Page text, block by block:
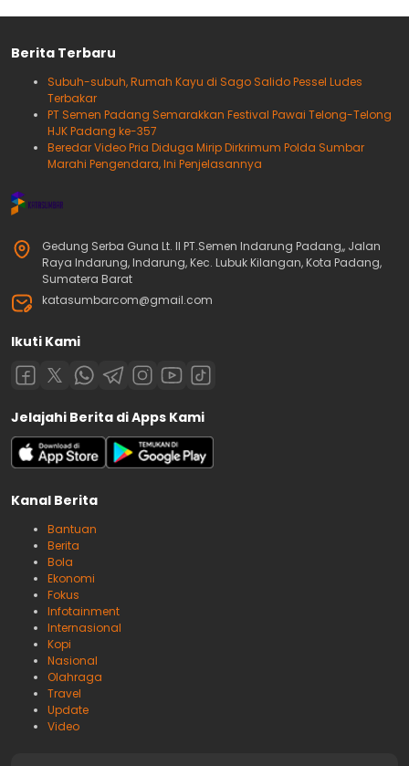
Berita Terbaru
Subuh-subuh, Rumah Kayu di Sago Salido Pessel Ludes
Terbakar
PT Semen Padang Semarakkan Festival Pawai Telong-Telong
HJK Padang ke-357
Beredar Video Pria Diduga Mirip Dirkrimum Polda Sumbar
Marahi Pengendara, Ini Penjelasannya
Gedung Serba Guna Lt. II PT.Semen Indarung Padang,, Jalan
Raya Indarung, Indarung, Kec. Lubuk Kilangan, Kota Padang,
Sumatera Barat
katasumbarcom@gmail.com
Ikuti Kami
Jelajahi Berita di Apps Kami
Kanal Berita
Bantuan
Berita
Bola
Ekonomi
Fokus
Infotainment
Internasional
Kopi
Nasional
Olahraga
Travel
Update
Video